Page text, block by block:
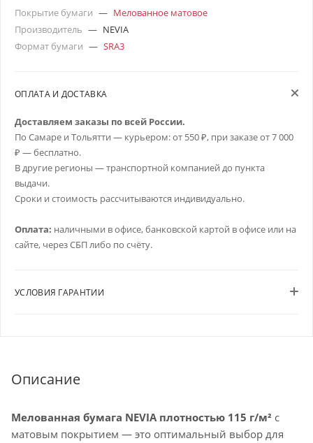
Покрытие бумаги — Мелованное матовое
Производитель — NEVIA
Формат бумаги — SRA3
ОПЛАТА И ДОСТАВКА
Доставляем заказы по всей России.
По Самаре и Тольятти — курьером: от 550 ₽, при заказе от 7 000
₽ — бесплатно.
В другие регионы — транспортной компанией до пункта
выдачи.
Сроки и стоимость рассчитываются индивидуально.
Оплата: наличными в офисе, банковской картой в офисе или на
сайте, через СБП либо по счёту.
УСЛОВИЯ ГАРАНТИИ
Описание
Мелованная бумага NEVIA плотностью 115 г/м² с
матовым покрытием — это оптимальный выбор для